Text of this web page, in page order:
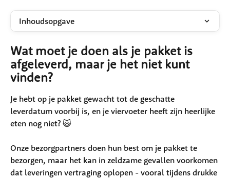
Inhoudsopgave
Wat moet je doen als je pakket is
afgeleverd, maar je het niet kunt
vinden?
Je hebt op je pakket gewacht tot de geschatte
leverdatum voorbij is, en je viervoeter heeft zijn heerlijke
eten nog niet? 🙀
Onze bezorgpartners doen hun best om je pakket te
bezorgen, maar het kan in zeldzame gevallen voorkomen
dat leveringen vertraging oplopen - vooral tijdens drukke